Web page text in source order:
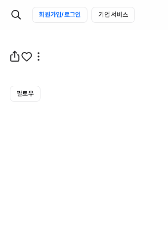
회원가입/로그인 기업 서비스
팔로우